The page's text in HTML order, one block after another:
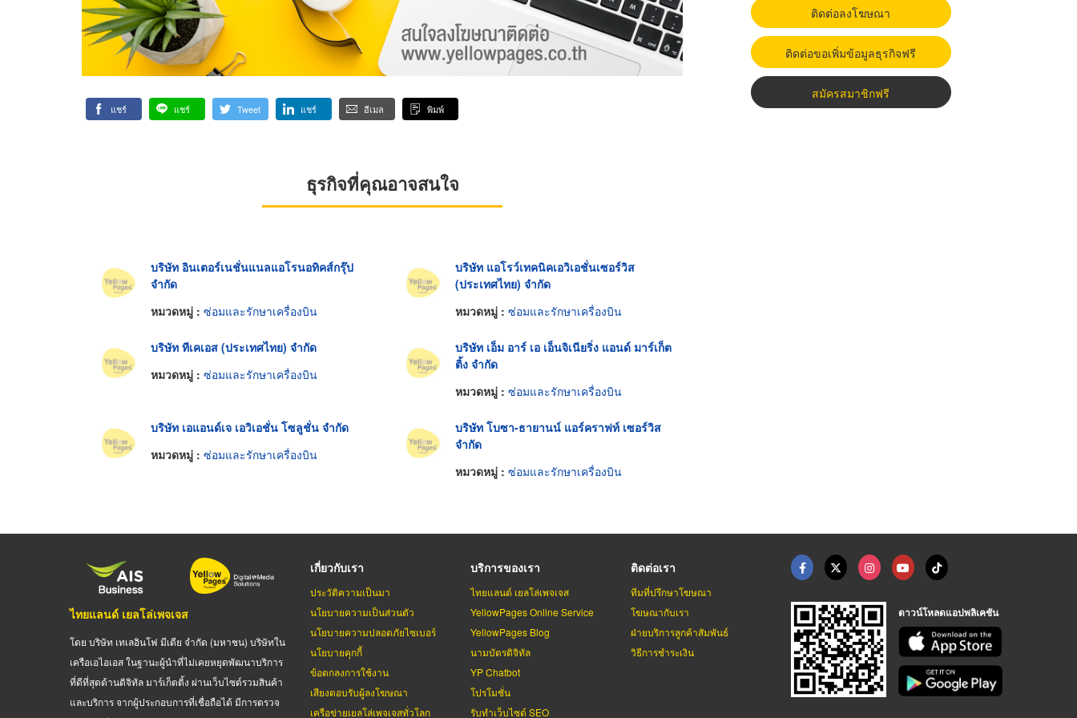
แชร์ แชร์ Tweet แชร์ อีเมล พิมพ์
ธุรกิจที่คุณอาจสนใจ
บริษัท อินเตอร์เนชั่นแนลแอโรนอทิคส์กรุ๊ป
จำกัด
หมวดหมู่ : ซ่อมและรักษาเครื่องบิน
บริษัท แอโรว์เทคนิคเอวิเอชั่นเซอร์วิส
(ประเทศไทย) จำกัด
หมวดหมู่ : ซ่อมและรักษาเครื่องบิน
บริษัท ทีเคเอส (ประเทศไทย) จำกัด
หมวดหมู่ : ซ่อมและรักษาเครื่องบิน
บริษัท เอ็ม อาร์ เอ เอ็นจิเนียริ่ง แอนด์ มาร์เก็ต
ติ้ง จำกัด
หมวดหมู่ : ซ่อมและรักษาเครื่องบิน
บริษัท เอแอนด์เจ เอวิเอชั่น โซลูชั่น จำกัด
หมวดหมู่ : ซ่อมและรักษาเครื่องบิน
บริษัท โบซา-ธายานน์ แอร์คราฟท์ เซอร์วิส
จำกัด
หมวดหมู่ : ซ่อมและรักษาเครื่องบิน
ติดต่อลงโฆษณา
ติดต่อขอเพิ่มข้อมูลธุรกิจฟรี
สมัครสมาชิกฟรี
ไทยแลนด์ เยลโล่เพจเจส
โดย บริษัท เทเลอินโฟ มีเดีย จำกัด (มหาชน) บริษัทใน
เครือเอไอเอส ในฐานะผู้นำที่ไม่เคยหยุดพัฒนาบริการ
ที่ดีที่สุดด้านดิจิทัล มาร์เก็ตติ้ง ผ่านเว็บไซต์รวมสินค้า
และบริการ จากผู้ประกอบการที่เชื่อถือได้ มีการตรวจ
เกี่ยวกับเรา
ประวัติความเป็นมา
นโยบายความเป็นส่วนตัว
นโยบายความปลอดภัยไซเบอร์
นโยบายคุกกี้
ข้อตกลงการใช้งาน
เสียงตอบรับผู้ลงโฆษณา
เครือข่ายเยลโล่เพจเจสทั่วโลก
บริการของเรา
ไทยแลนด์ เยลโล่เพจเจส
YellowPages Online Service
YellowPages Blog
นามบัตรดิจิทัล
YP Chatbot
โปรโมชั่น
รับทำเว็บไซต์ SEO
ติดต่อเรา
ทีมที่ปรึกษาโฆษณา
โฆษณากับเรา
ฝ่ายบริการลูกค้าสัมพันธ์
วิธีการชำระเงิน
ดาวน์โหลดแอปพลิเคชัน